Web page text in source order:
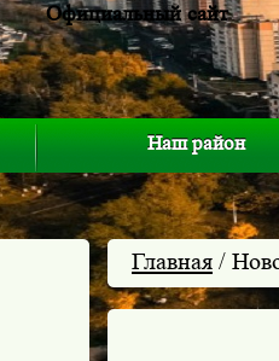
Официальный сайт
Наш район
Главная /